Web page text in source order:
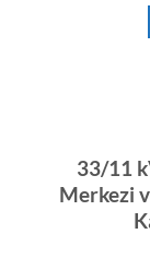
33/11
Merkezi